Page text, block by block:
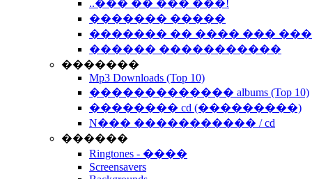
..��� �� ��� ���!
������� �����
������� �� ���� ���
������ �����������
�������
Mp3 Downloads (Top 10)
������������� albums (Top 10)
�������� cd (���������)
N��� ����������� / cd
������
Ringtones - ����
Screensavers